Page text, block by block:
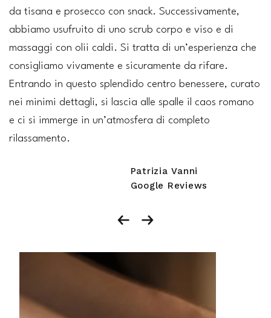
da tisana e prosecco con snack. Successivamente,
abbiamo usufruito di uno scrub corpo e viso e di
massaggi con olii caldi. Si tratta di un’esperienza che
consigliamo vivamente e sicuramente da rifare.
Entrando in questo splendido centro benessere, curato
nei minimi dettagli, si lascia alle spalle il caos romano
e ci si immerge in un’atmosfera di completo
rilassamento.
Patrizia Vanni
Google Reviews